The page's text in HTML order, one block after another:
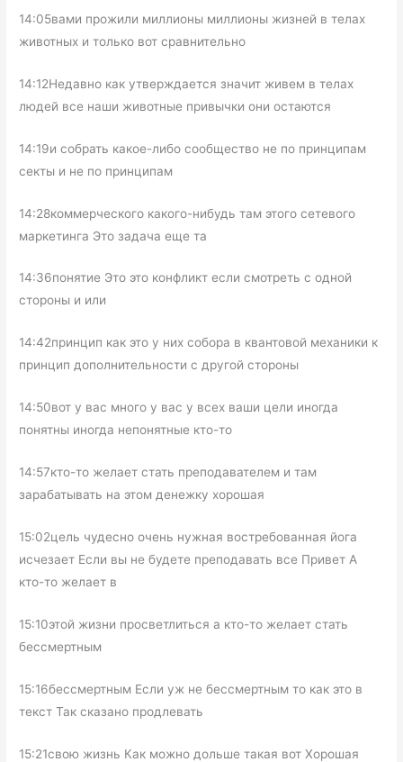
14:05вами прожили миллионы миллионы жизней в телах
животных и только вот сравнительно
14:12Недавно как утверждается значит живем в телах
людей все наши животные привычки они остаются
14:19и собрать какое-либо сообщество не по принципам
секты и не по принципам
14:28коммерческого какого-нибудь там этого сетевого
маркетинга Это задача еще та
14:36понятие Это это конфликт если смотреть с одной
стороны и или
14:42принцип как это у них собора в квантовой механики к
принцип дополнительности с другой стороны
14:50вот у вас много у вас у всех ваши цели иногда
понятны иногда непонятные кто-то
14:57кто-то желает стать преподавателем и там
зарабатывать на этом денежку хорошая
15:02цель чудесно очень нужная востребованная йога
исчезает Если вы не будете преподавать все Привет А
кто-то желает в
15:10этой жизни просветлиться а кто-то желает стать
бессмертным
15:16бессмертным Если уж не бессмертным то как это в
текст Так сказано продлевать
15:21свою жизнь Как можно дольше такая вот Хорошая